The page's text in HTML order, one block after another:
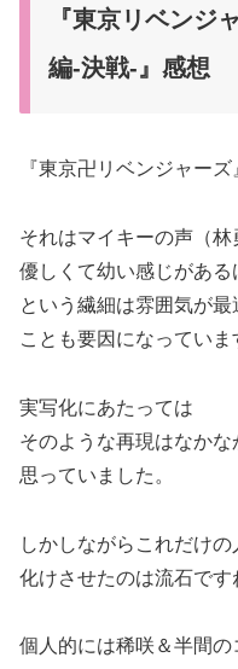
『東京リベンジ
編-決戦-』感想
『東京卍リベンジャー
それはマイキーの声（林
優しくて幼い感じがある
という繊細は雰囲気が
ことも要因になっていま
実写化にあたっては
そのような再現はなか
思っていました。
しかしながらこれだけの
化けさせたのは流石です
個人的には稀咲＆半間の